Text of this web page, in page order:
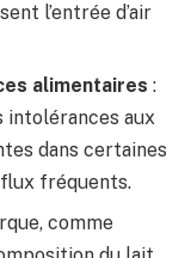
l’entrée d’air
alimentaires :
intolérances aux
dans certaines
fréquents.
comme